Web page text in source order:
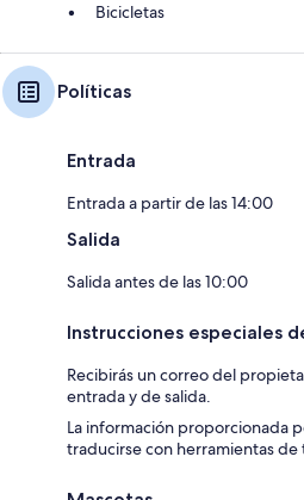
Bicicletas
Políticas
Entrada
Entrada a partir de las 14:00
Salida
Salida antes de las 10:00
Instrucciones especiales
Recibirás un correo del
entrada y de salida.
La información proporcionada
traducirse con herramientas